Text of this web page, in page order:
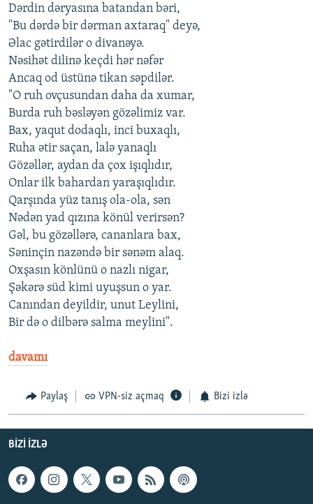
Dərdin dəryasına batandan bəri,
"Bu dərdə bir dərman axtaraq" deyə,
Əlac gətirdilər o divanəyə.
Nəsihət dilinə keçdi hər nəfər
Ancaq od üstünə tikan səpdilər.
"O ruh ovçusundan daha da xumar,
Burda ruh bəsləyən gözəlimiz var.
Bax, yaqut dodaqlı, inci buxaqlı,
Ruha ətir saçan, lalə yanaqlı
Gözəllər, aydan da çox işıqlıdır,
Onlar ilk bahardan yaraşıqlıdır.
Qarşında yüz tanış ola-ola, sən
Nədən yad qızına könül verirsən?
Gəl, bu gözəllərə, cananlara bax,
Səninçin nazəndə bir sənəm alaq.
Oxşasın könlünü o nazlı nigar,
Şəkərə süd kimi uyuşsun o yar.
Canından deyildir, unut Leylini,
Bir də o dilbərə salma meylini".
davamı
Paylaş VPN-siz açmaq Bizi izlə
BIZI IZLƏ